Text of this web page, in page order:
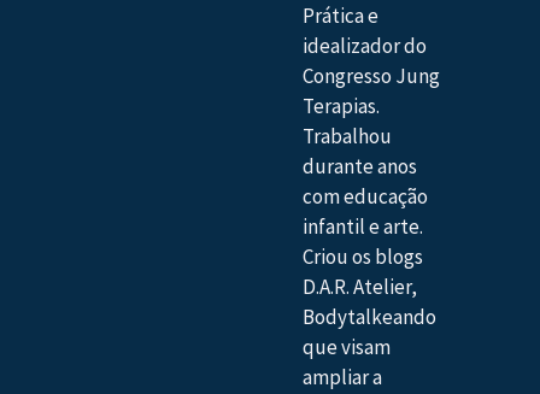
Prática e
idealizador do
Congresso Jung
Terapias.
Trabalhou
durante anos
com educação
infantil e arte.
Criou os blogs
D.A.R. Atelier,
Bodytalkeando
que visam
ampliar a